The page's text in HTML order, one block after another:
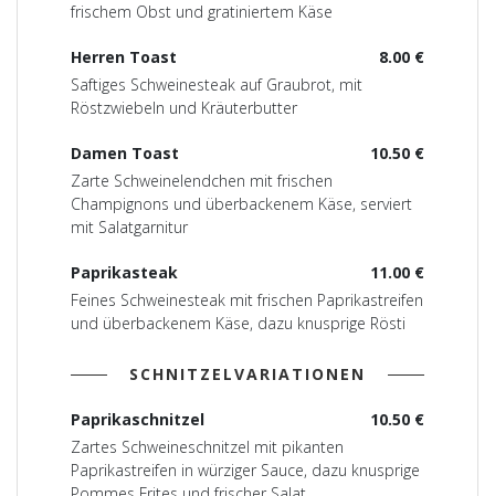
frischem Obst und gratiniertem Käse
8.00 €
Herren Toast
Saftiges Schweinesteak auf Graubrot, mit
Röstzwiebeln und Kräuterbutter
10.50 €
Damen Toast
Zarte Schweinelendchen mit frischen
Champignons und überbackenem Käse, serviert
mit Salatgarnitur
11.00 €
Paprikasteak
Feines Schweinesteak mit frischen Paprikastreifen
und überbackenem Käse, dazu knusprige Rösti
SCHNITZELVARIATIONEN
10.50 €
Paprikaschnitzel
Zartes Schweineschnitzel mit pikanten
Paprikastreifen in würziger Sauce, dazu knusprige